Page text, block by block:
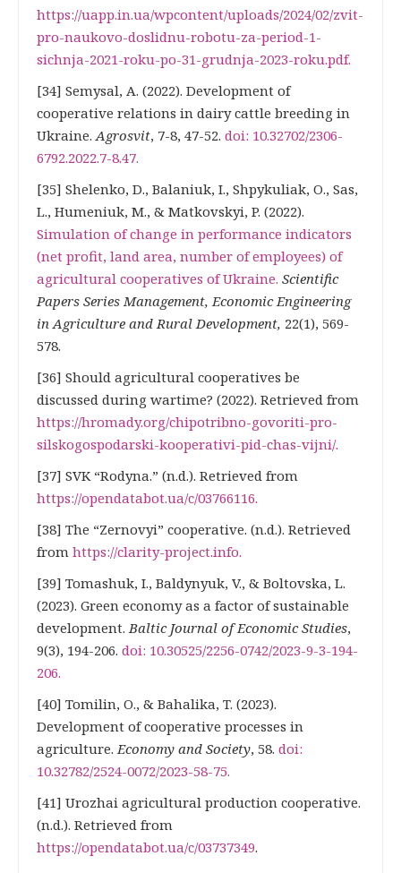
https://uapp.in.ua/wpcontent/uploads/2024/02/zvit-
pro-naukovo-doslidnu-robotu-za-period-1-
sichnja-2021-roku-po-31-grudnja-2023-roku.pdf.
[34] Semysal, A. (2022). Development of
cooperative relations in dairy cattle breeding in
Ukraine.Agrosvit, 7-8, 47-52. doi: 10.32702/2306-
6792.2022.7-8.47.
[35] Shelenko, D., Balaniuk, I., Shpykuliak, O., Sas,
L., Humeniuk, M., & Matkovskyi, P. (2022).
Simulation of change in performance indicators
(net profit, land area, number of employees) of
agricultural cooperatives of Ukraine. Scientific
Papers Series Management, Economic Engineering
in Agriculture and Rural Development, 22(1), 569-
578.
[36] Should agricultural cooperatives be
discussed during wartime? (2022). Retrieved from
https://hromady.org/chipotribno-govoriti-pro-
silskogospodarski-kooperativi-pid-chas-vijni/.
[37] SVK “Rodyna.” (n.d.). Retrieved from
https://opendatabot.ua/c/03766116.
[38] The “Zernovyi” cooperative. (n.d.). Retrieved
from https://clarity-project.info.
[39] Tomashuk, I., Baldynyuk, V., & Boltovska, L.
(2023). Green economy as a factor of sustainable
development.Baltic Journal of Economic Studies,
9(3), 194-206. doi: 10.30525/2256-0742/2023-9-3-194-
206.
[40] Tomilin, O., & Bahalika, T. (2023).
Development of cooperative processes in
agriculture.Economy and Society, 58. doi:
10.32782/2524-0072/2023-58-75.
[41] Urozhai agricultural production cooperative.
(n.d.). Retrieved from
https://opendatabot.ua/c/03737349.